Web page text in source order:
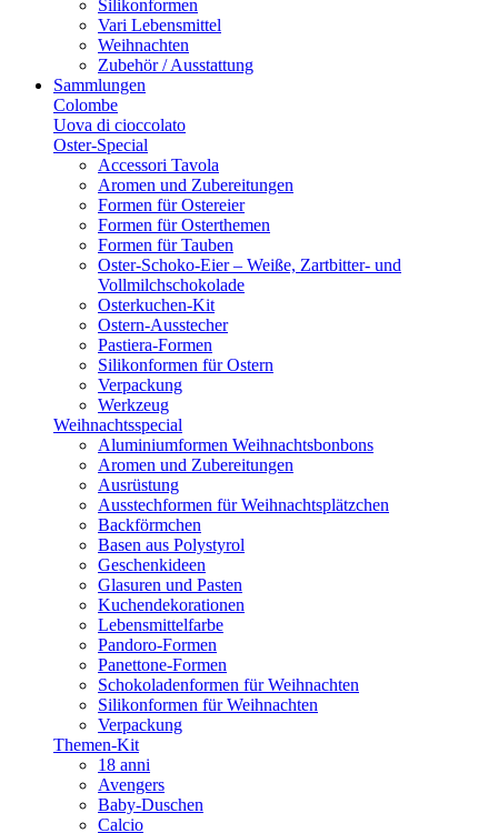
Silikonformen
Vari Lebensmittel
Weihnachten
Zubehör / Ausstattung
Sammlungen
Colombe
Uova di cioccolato
Oster-Special
Accessori Tavola
Aromen und Zubereitungen
Formen für Ostereier
Formen für Osterthemen
Formen für Tauben
Oster-Schoko-Eier – Weiße, Zartbitter- und
Vollmilchschokolade
Osterkuchen-Kit
Ostern-Ausstecher
Pastiera-Formen
Silikonformen für Ostern
Verpackung
Werkzeug
Weihnachtsspecial
Aluminiumformen Weihnachtsbonbons
Aromen und Zubereitungen
Ausrüstung
Ausstechformen für Weihnachtsplätzchen
Backförmchen
Basen aus Polystyrol
Geschenkideen
Glasuren und Pasten
Kuchendekorationen
Lebensmittelfarbe
Pandoro-Formen
Panettone-Formen
Schokoladenformen für Weihnachten
Silikonformen für Weihnachten
Verpackung
Themen-Kit
18 anni
Avengers
Baby-Duschen
Calcio